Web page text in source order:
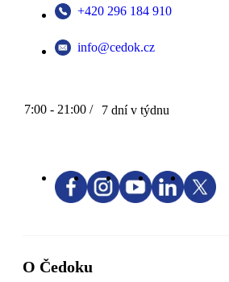
+420 296 184 910
info@cedok.cz
7:00 - 21:00 / 7 dní v týdnu
O Čedoku